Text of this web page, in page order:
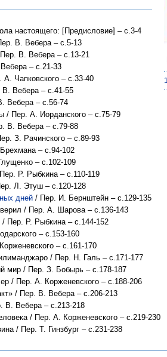
настоящего: [Предисловие] – с.3-4
В. Вебера – с.5-13
В. Вебера – с.13-21
– с.21-33
Чапковского – с.33-40
Вебера – с.41-55
Вебера – с.56-74
/ Пер. А. Иорданского – с.75-79
В. Вебера – с.79-88
З. Рачинского – с.89-93
– с.94-102
– с.102-109
Р. Рыбкина – с.110-119
Л. Этуш – с.120-128
дней / Пер. И. Бернштейн – с.129-135
/ Пер. А. Шарова – с.136-143
/ Пер. Р. Рыбкина – с.144-152
– с.153-160
– с.161-170
/ Пер. Н. Галь – с.171-177
мир / Пер. З. Бобырь – с.178-187
/ Пер. А. Корженевского – с.188-206
/ Пер. В. Вебера – с.206-213
В. Вебера – с.213-218
/ Пер. А. Корженевского – с.219-230
/ Пер. Т. Гинзбург – с.231-238